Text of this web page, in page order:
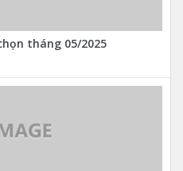
tháng 05/2025